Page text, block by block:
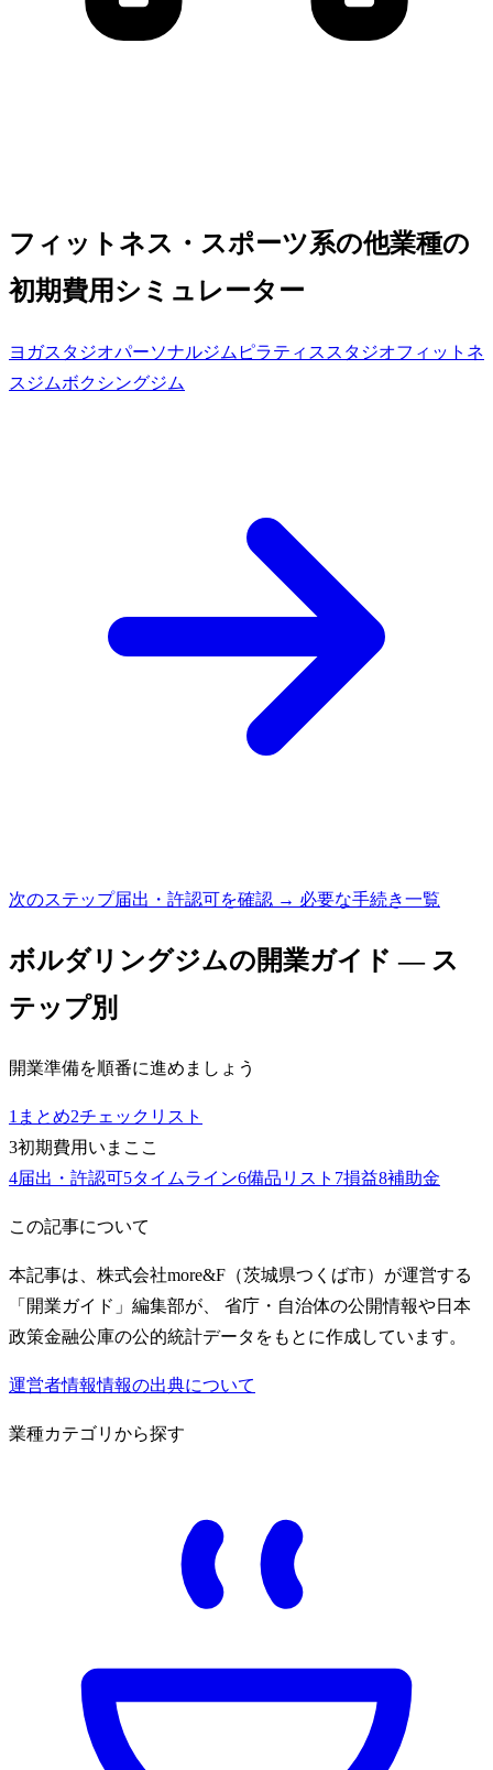
フィットネス・スポーツ系の他業種の
初期費用シミュレーター
ヨガスタジオパーソナルジム ピラティススタジオフィットネ
スジムボクシングジム
次のステップ届出・許認可を確認 → 必要な手続き一覧
ボルダリングジムの開業ガイド — ス
テップ別
開業準備を順番に進めましょう
1 まとめ2チェックリスト
3初期費用 いまここ
4届出・許認可5タイムライン6備品リスト 7損益8補助金
この記事について
本記事は、株式会社more&F（茨城県つくば市）が運営する
「開業ガイド」編集部が、 省庁・自治体の公開情報や日本
政策金融公庫の公的統計データをもとに作成しています。
運営者情報情報の出典について
業種カテゴリから探す